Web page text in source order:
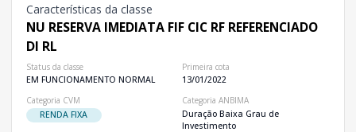
Características da classe
NU RESERVA IMEDIATA FIF CIC RF REFERENCIADO
DI RL
Status da classe
EM FUNCIONAMENTO NORMAL
Primeira cota
13/01/2022
Categoria CVM
RENDA FIXA
Categoria ANBIMA
Duração Baixa Grau de
Investimento